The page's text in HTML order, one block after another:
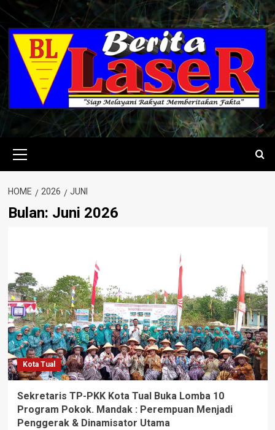
Skip
to
content
Menu
HOME 2026 JUNI
Bulan: Juni 2026
Kota Tual
Sekretaris TP-PKK Kota Tual Buka Lomba 10
Program Pokok. Mandak : Perempuan Menjadi
Penggerak & Dinamisator Utama